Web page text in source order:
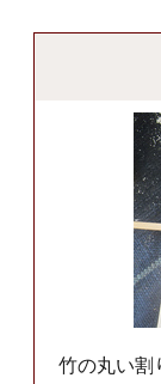
竹の丸い割